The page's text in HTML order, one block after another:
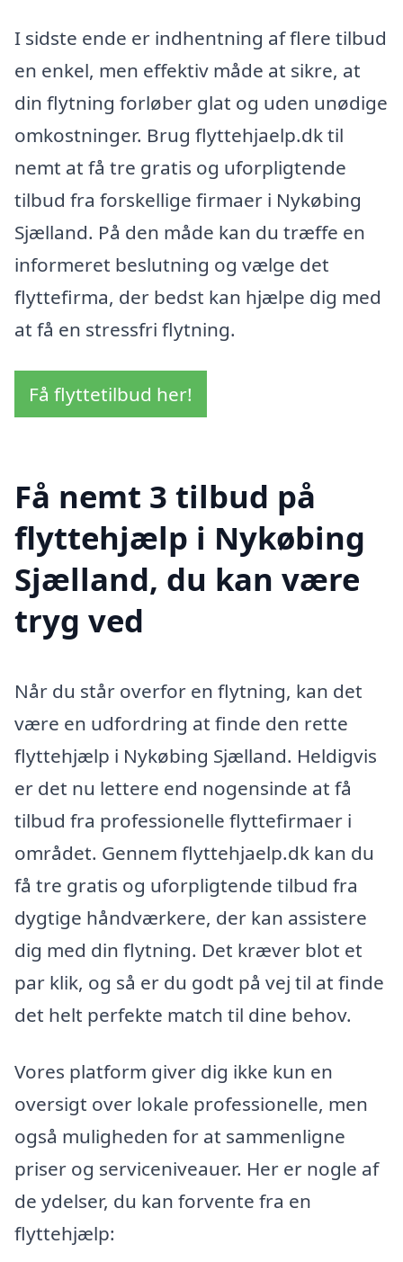
I sidste ende er indhentning af flere tilbud
en enkel, men effektiv måde at sikre, at
din flytning forløber glat og uden unødige
omkostninger. Brug flyttehjaelp.dk til
nemt at få tre gratis og uforpligtende
tilbud fra forskellige firmaer i Nykøbing
Sjælland. På den måde kan du træffe en
informeret beslutning og vælge det
flyttefirma, der bedst kan hjælpe dig med
at få en stressfri flytning.
Få flyttetilbud her!
Få nemt 3 tilbud på
flyttehjælp i Nykøbing
Sjælland, du kan være
tryg ved
Når du står overfor en flytning, kan det
være en udfordring at finde den rette
flyttehjælp i Nykøbing Sjælland. Heldigvis
er det nu lettere end nogensinde at få
tilbud fra professionelle flyttefirmaer i
området. Gennem flyttehjaelp.dk kan du
få tre gratis og uforpligtende tilbud fra
dygtige håndværkere, der kan assistere
dig med din flytning. Det kræver blot et
par klik, og så er du godt på vej til at finde
det helt perfekte match til dine behov.
Vores platform giver dig ikke kun en
oversigt over lokale professionelle, men
også muligheden for at sammenligne
priser og serviceniveauer. Her er nogle af
de ydelser, du kan forvente fra en
flyttehjælp: